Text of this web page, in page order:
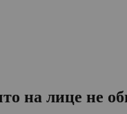
на лице не